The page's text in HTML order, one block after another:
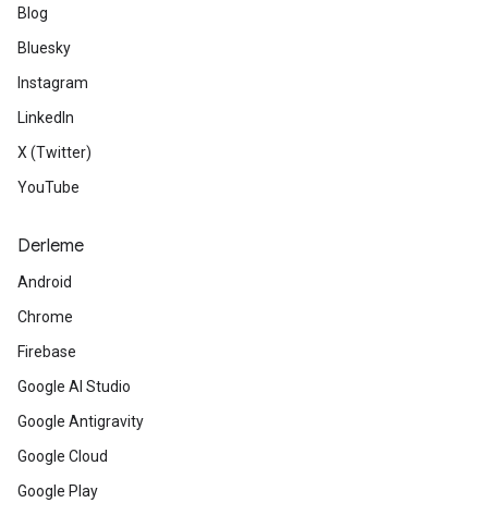
Blog
Bluesky
Instagram
LinkedIn
X (Twitter)
YouTube
Derleme
Android
Chrome
Firebase
Google AI Studio
Google Antigravity
Google Cloud
Google Play